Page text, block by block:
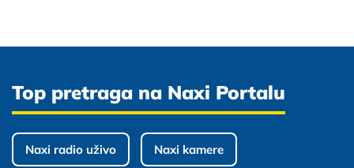
Top pretraga na Naxi Portalu
Naxi radio uživo Naxi kamere